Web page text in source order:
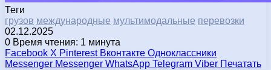
Теги
грузов международные мультимодальные перевозки
02.12.2025
0 Время чтения: 1 минута
Facebook X Pinterest Вконтакте Одноклассники
Messenger Messenger WhatsApp Telegram Viber Печатать